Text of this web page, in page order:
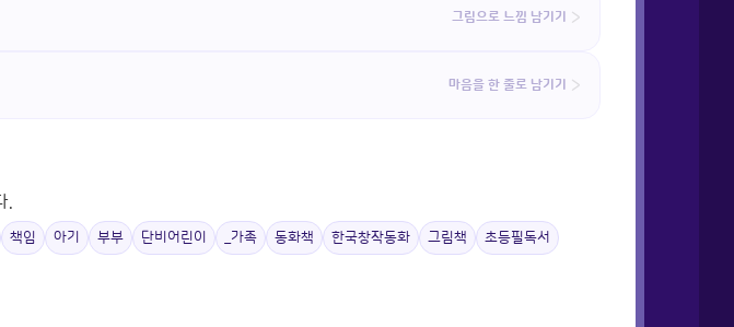
그림으로 느낌 남기기
마음을 한 줄로 남기기
.
책임 아기 부부 단비어린이 _가족 동화책 한국창작동화 그림책 초등필독서